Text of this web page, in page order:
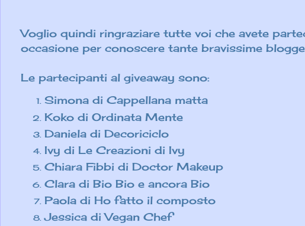
Voglio quindi ringraziare tutte voi che avete
occasione per conoscere tante bravissime
Le partecipanti al giveaway sono:
Simona di Cappellana matta
Koko di Ordinata Mente
Daniela di Decoriciclo
Ivy di Le Creazioni di Ivy
Chiara Fibbi di Doctor Makeup
Clara di Bio Bio e ancora Bio
Paola di Ho fatto il composto
Jessica di Vegan Chef